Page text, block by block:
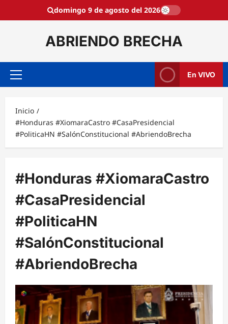
domingo 9 de agosto del 2026
ABRIENDO BRECHA
Menú
En VIVO
Inicio
#Honduras #XiomaraCastro #CasaPresidencial
#PoliticaHN #SalónConstitucional #AbriendoBrecha
#Honduras #XiomaraCastro
#CasaPresidencial
#PoliticaHN
#SalónConstitucional
#AbriendoBrecha